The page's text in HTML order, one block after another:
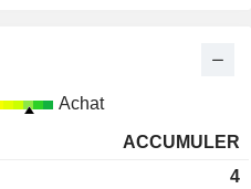
Achat
ACCUMULER
4